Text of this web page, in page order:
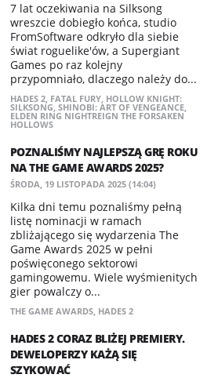
7 lat oczekiwania na Silksong
wreszcie dobiegło końca, studio
FromSoftware odkryło dla siebie
świat roguelike'ów, a Supergiant
Games po raz kolejny
przypomniało, dlaczego należy do...
HADES 2, FATAL FURY, HOLLOW KNIGHT:
SILKSONG, SHINOBI: ART OF VENGEANCE,
ELDEN RING NIGHTREIGN THE FORSAKEN
HOLLOWS
POZNALIŚMY NAJLEPSZĄ GRĘ ROKU
NA THE GAME AWARDS 2025?
ŚRODA, 19 LISTOPADA 2025 (14:04)
Kilka dni temu poznaliśmy pełną
listę nominacji w ramach
zbliżającego się wydarzenia The
Game Awards 2025 w pełni
poświęconego sektorowi
gamingowemu. Wiele wyśmienitych
gier powalczy o...
THE GAME AWARDS, HADES 2
HADES 2 CORAZ BLIŻEJ PREMIERY.
DEWELOPERZY KAŻĄ SIĘ
SZYKOWAĆ